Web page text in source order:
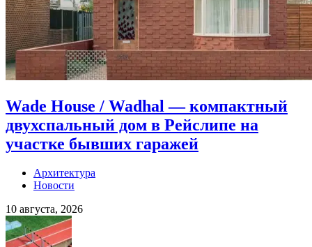
Wade House / Wadhal — компактный
двухспальный дом в Рейслипе на
участке бывших гаражей
Архитектура
Новости
10 августа, 2026